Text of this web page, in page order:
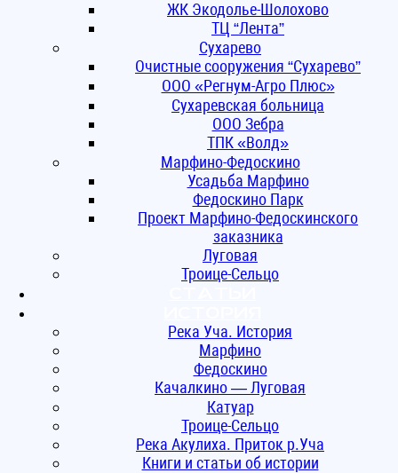
ЖК Экодолье-Шолохово
ТЦ “Лента”
Сухарево
Очистные сооружения “Сухарево”
ООО «Регнум-Агро Плюс»
Сухаревская больница
ООО Зебра
ТПК «Волд»
Марфино-Федоскино
Усадьба Марфино
Федоскино Парк
Проект Марфино-Федоскинского
заказника
Луговая
Троице-Сельцо
Река Уча. История
Марфино
Федоскино
Качалкино — Луговая
Катуар
Троице-Сельцо
Река Акулиха. Приток р.Уча
Книги и статьи об истории